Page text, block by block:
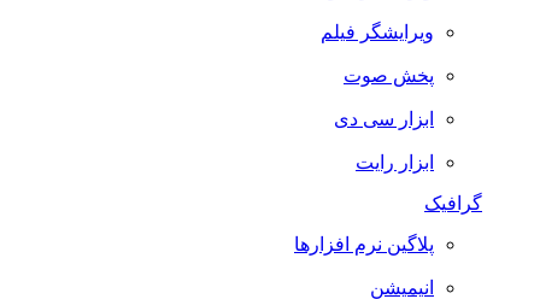
ویرایشگر فیلم
پخش صوت
ابزار سی دی
ابزار رایت
گرافیک
پلاگین نرم افزارها
انیمیشن